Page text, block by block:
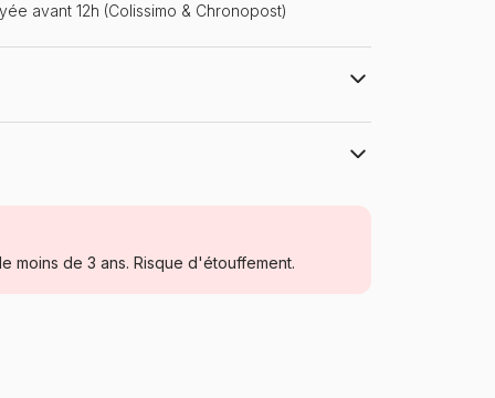
avant 12h (Colissimo & Chronopost)
Puzzle pour Adultes (500 à 48.000
moins de 3 ans. Risque d'étouffement.